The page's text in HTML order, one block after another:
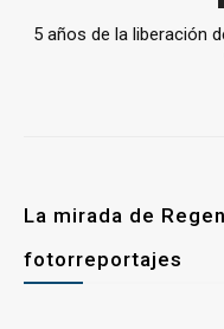
5 años de la liberación
La mirada de
fotorreportajes